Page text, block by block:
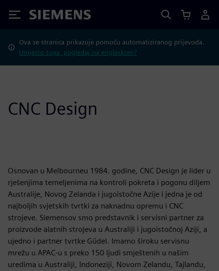
Siemens
Ova se stranica prikazuje pomoću automatiziranog prijevoda.
Umjesto toga, pogledaj na engleskom?
CNC Design
Osnovan u Melbourneu 1984. godine, CNC Design je lider u
rješenjima temeljenima na kontroli pokreta i pogonu diljem
Australije, Novog Zelanda i jugoistočne Azije i jedna je od
najboljih svjetskih tvrtki za naknadnu opremu i CNC
strojeve. Siemensov smo predstavnik i servisni partner za
proizvode alatnih strojeva u Australiji i jugoistočnoj Aziji, a
ujedno i partner tvrtke Güdel. Imamo široku servisnu
mrežu u APAC-u s preko 150 ljudi smještenih u našim
uredima u Australiji, Indoneziji, Novom Zelandu, Tajlandu,